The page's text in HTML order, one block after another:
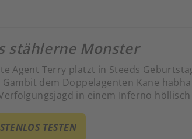
stählerne Monster
Agent Terry platzt in Steeds
Gambit dem Doppelagenten Kane
in einem Inferno
Feind zu vernichten.
TESTEN